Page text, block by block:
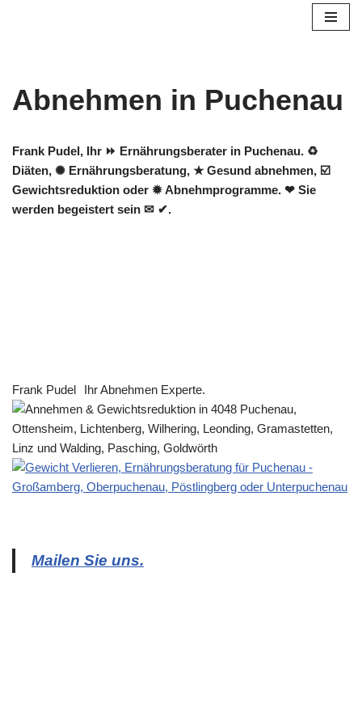
Abnehmen in Puchenau
Frank Pudel, Ihr ⏩ Ernährungsberater in Puchenau. ♻
Diäten, ✺ Ernährungsberatung, ★ Gesund abnehmen, ☑️
Gewichtsreduktion oder ✹ Abnehmprogramme. ❤ Sie
werden begeistert sein ✉ ✔.
Frank Pudel Ihr Abnehmen Experte.
Mailen Sie uns.